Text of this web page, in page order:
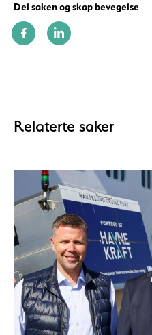
Del saken og skap bevegelse
Relaterte saker